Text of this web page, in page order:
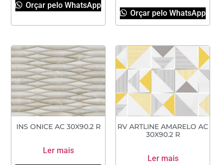
Orçar pelo WhatsApp
Orçar pelo WhatsApp
INS ONICE AC 30X90.2 R
Ler mais
RV ARTLINE AMARELO AC
30X90.2 R
Ler mais